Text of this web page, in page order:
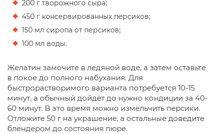
200 г творожного сыра;
450 г консервированных персиков;
150 мл сиропа от персиков;
100 мл воды.
Желатин замочите в ледяной воде, а затем оставьте
в покое до полного набухания. Для
быстрорастворимого варианта потребуется 10-15
минут, а обычный дойдёт до нужно кондиции за 40-
60 минут. В это время можно измельчить персики.
Отложите 50 г на украшение, а остальные доведите
блендером до состояния пюре.